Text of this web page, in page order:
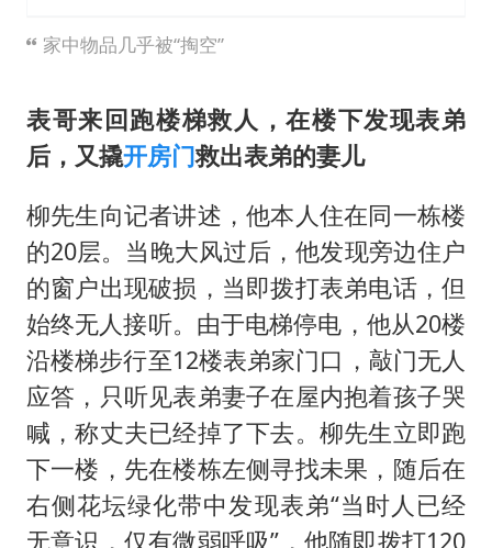
家中物品几乎被“掏空”
表哥来回跑楼梯救人，在楼下发现表弟
后，又撬开房门救出表弟的妻儿
柳先生向记者讲述，他本人住在同一栋楼
的20层。当晚大风过后，他发现旁边住户
的窗户出现破损，当即拨打表弟电话，但
始终无人接听。由于电梯停电，他从20楼
沿楼梯步行至12楼表弟家门口，敲门无人
应答，只听见表弟妻子在屋内抱着孩子哭
喊，称丈夫已经掉了下去。柳先生立即跑
下一楼，先在楼栋左侧寻找未果，随后在
右侧花坛绿化带中发现表弟“当时人已经
无意识，仅有微弱呼吸”，他随即拨打120